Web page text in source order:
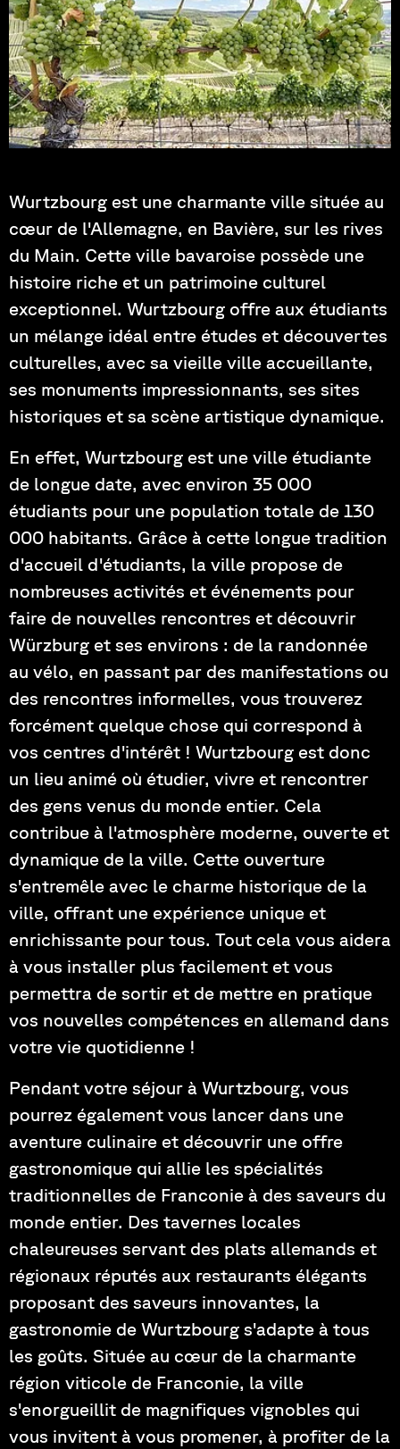
Wurtzbourg est une charmante ville située au
cœur de l'Allemagne, en Bavière, sur les rives
du Main. Cette ville bavaroise possède une
histoire riche et un patrimoine culturel
exceptionnel. Wurtzbourg offre aux étudiants
un mélange idéal entre études et découvertes
culturelles, avec sa vieille ville accueillante,
ses monuments impressionnants, ses sites
historiques et sa scène artistique dynamique.
En effet, Wurtzbourg est une ville étudiante
de longue date, avec environ 35 000
étudiants pour une population totale de 130
000 habitants. Grâce à cette longue tradition
d'accueil d'étudiants, la ville propose de
nombreuses activités et événements pour
faire de nouvelles rencontres et découvrir
Würzburg et ses environs : de la randonnée
au vélo, en passant par des manifestations ou
des rencontres informelles, vous trouverez
forcément quelque chose qui correspond à
vos centres d'intérêt ! Wurtzbourg est donc
un lieu animé où étudier, vivre et rencontrer
des gens venus du monde entier. Cela
contribue à l'atmosphère moderne, ouverte et
dynamique de la ville. Cette ouverture
s'entremêle avec le charme historique de la
ville, offrant une expérience unique et
enrichissante pour tous. Tout cela vous aidera
à vous installer plus facilement et vous
permettra de sortir et de mettre en pratique
vos nouvelles compétences en allemand dans
votre vie quotidienne !
Pendant votre séjour à Wurtzbourg, vous
pourrez également vous lancer dans une
aventure culinaire et découvrir une offre
gastronomique qui allie les spécialités
traditionnelles de Franconie à des saveurs du
monde entier. Des tavernes locales
chaleureuses servant des plats allemands et
régionaux réputés aux restaurants élégants
proposant des saveurs innovantes, la
gastronomie de Wurtzbourg s'adapte à tous
les goûts. Située au cœur de la charmante
région viticole de Franconie, la ville
s'enorgueillit de magnifiques vignobles qui
vous invitent à vous promener, à profiter de la